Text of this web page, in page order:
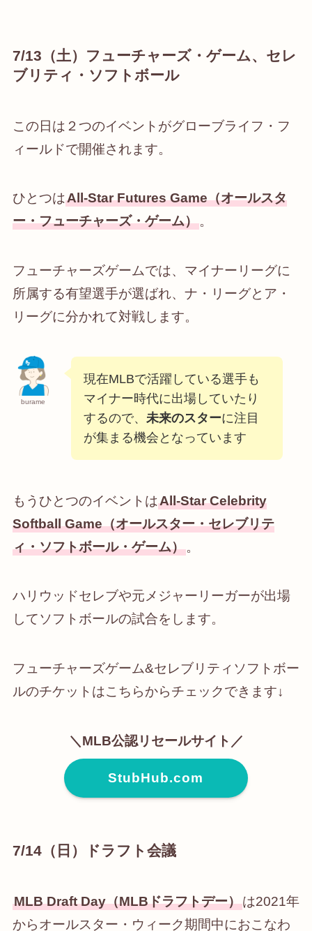
7/13（土）フューチャーズ・ゲーム、セレ
ブリティ・ソフトボール
この日は２つのイベントがグローブライフ・フ
ィールドで開催されます。
ひとつはAll-Star Futures Game（オールスタ
ー・フューチャーズ・ゲーム）。
フューチャーズゲームでは、マイナーリーグに
所属する有望選手が選ばれ、ナ・リーグとア・
リーグに分かれて対戦します。
burame
現在MLBで活躍している選手も
マイナー時代に出場していたり
するので、 未来のスターに注目
が集まる機会となっています
もうひとつのイベントはAll-Star Celebrity
Softball Game（オールスター・セレブリテ
ィ・ソフトボール・ゲーム）。
ハリウッドセレブや元メジャーリーガーが出場
してソフトボールの試合をします。
フューチャーズゲーム&セレブリティソフトボー
ルのチケットはこちらからチェックできます↓
＼MLB公認リセールサイト／
StubHub.com
7/14（日）ドラフト会議
MLB Draft Day（MLBドラフトデー）は2021年
からオールスター・ウィーク期間中におこなわ